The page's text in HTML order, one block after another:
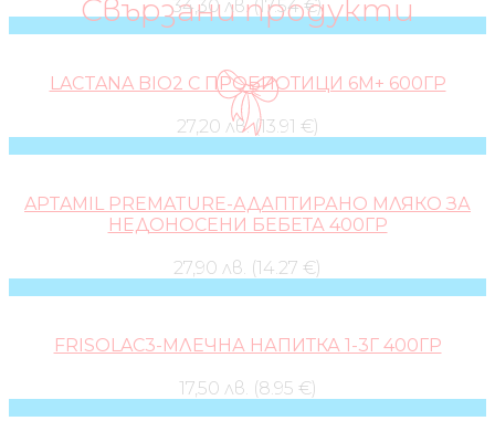
Свързани продукти
34,30 лв. (17.54 €)
LACTANA BIO2 С ПРОБИОТИЦИ 6М+ 600ГР
27,20 лв. (13.91 €)
APTAMIL PREMATURE-АДАПТИРАНО МЛЯКО ЗА
НЕДОНОСЕНИ БЕБЕТА 400ГР
27,90 лв. (14.27 €)
FRISOLAC3-МЛЕЧНА НАПИТКА 1-3Г 400ГР
17,50 лв. (8.95 €)